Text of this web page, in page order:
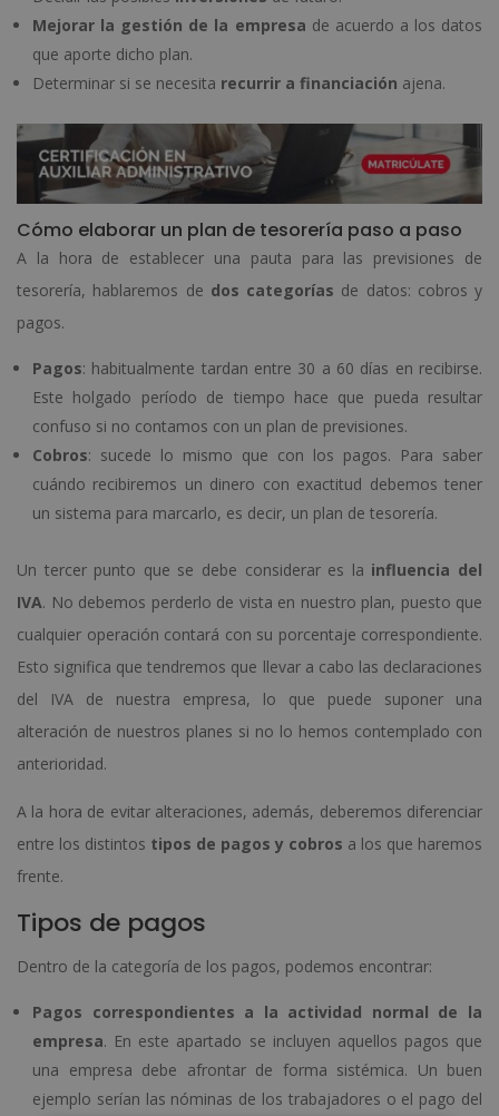
Mejorar la gestión de la empresa de acuerdo a los datos
que aporte dicho plan.
Determinar si se necesita recurrir a financiación ajena.
Cómo elaborar un plan de tesorería paso a paso
A la hora de establecer una pauta para las previsiones de
tesorería, hablaremos de dos categorías de datos: cobros y
pagos.
Pagos: habitualmente tardan entre 30 a 60 días en recibirse.
Este holgado período de tiempo hace que pueda resultar
confuso si no contamos con un plan de previsiones.
Cobros: sucede lo mismo que con los pagos. Para saber
cuándo recibiremos un dinero con exactitud debemos tener
un sistema para marcarlo, es decir, un plan de tesorería.
Un tercer punto que se debe considerar es la influencia del
IVA. No debemos perderlo de vista en nuestro plan, puesto que
cualquier operación contará con su porcentaje correspondiente.
Esto significa que tendremos que llevar a cabo las declaraciones
del IVA de nuestra empresa, lo que puede suponer una
alteración de nuestros planes si no lo hemos contemplado con
anterioridad.
A la hora de evitar alteraciones, además, deberemos diferenciar
entre los distintos tipos de pagos y cobros a los que haremos
frente.
Tipos de pagos
Dentro de la categoría de los pagos, podemos encontrar:
Pagos correspondientes a la actividad normal de la
empresa. En este apartado se incluyen aquellos pagos que
una empresa debe afrontar de forma sistémica. Un buen
ejemplo serían las nóminas de los trabajadores o el pago del